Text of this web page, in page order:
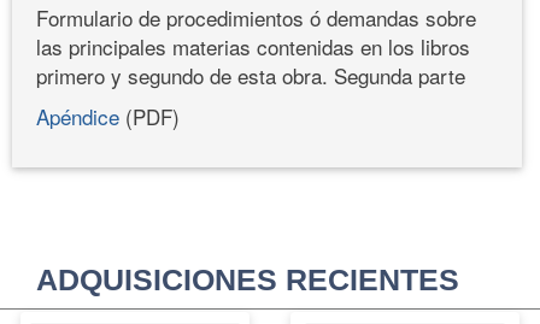
Formulario de procedimientos ó demandas sobre
las principales materias contenidas en los libros
primero y segundo de esta obra. Segunda parte
Apéndice (PDF)
ADQUISICIONES RECIENTES